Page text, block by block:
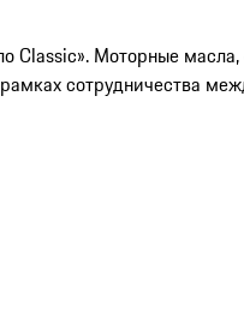
Classic». Моторные
сотрудничества